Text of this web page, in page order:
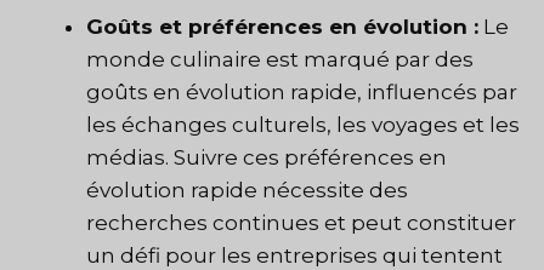
Goûts et préférences en évolution : Le
monde culinaire est marqué par des
goûts en évolution rapide, influencés par
les échanges culturels, les voyages et les
médias. Suivre ces préférences en
évolution rapide nécessite des
recherches continues et peut constituer
un défi pour les entreprises qui tentent